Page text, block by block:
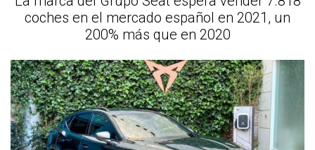
coches en el mercado español en 2021, un
200% más que en 2020